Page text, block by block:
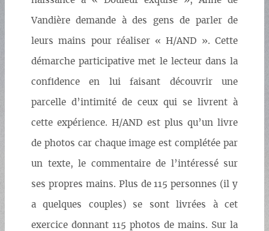
Vandière demande à des gens de parler de
leurs mains pour réaliser « H/AND ». Cette
démarche participative met le lecteur dans la
confidence en lui faisant découvrir une
parcelle d’intimité de ceux qui se livrent à
cette expérience. H/AND est plus qu’un livre
de photos car chaque image est complétée par
un texte, le commentaire de l’intéressé sur
ses propres mains. Plus de 115 personnes (il y
a quelques couples) se sont livrées à cet
exercice donnant 115 photos de mains. Sur la